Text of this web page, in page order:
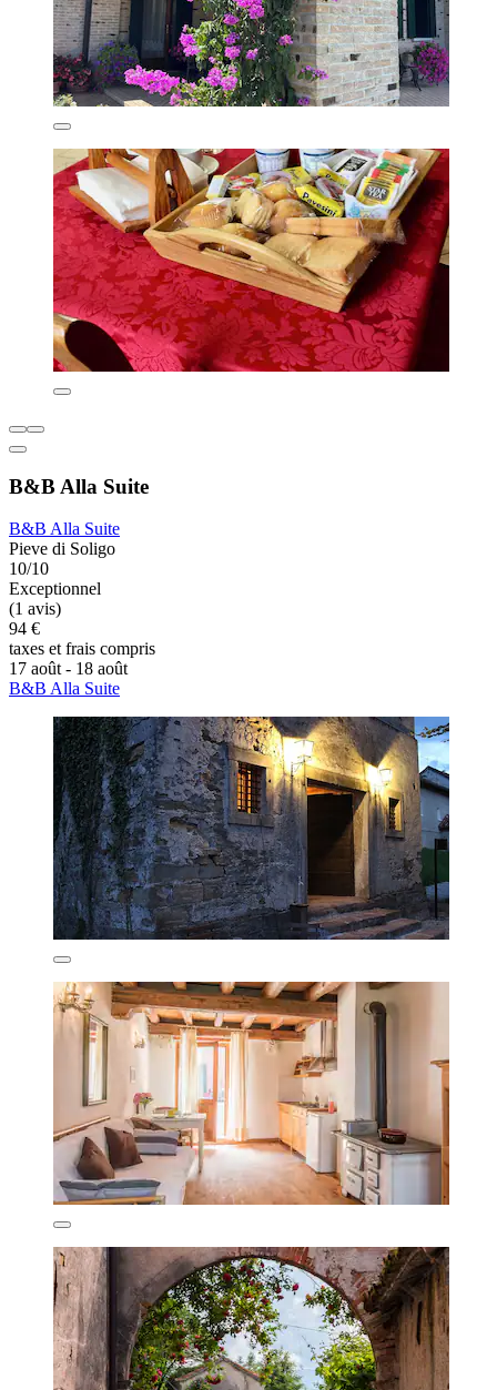
B&B Alla Suite
B&B Alla Suite
Pieve di Soligo
10/10
Exceptionnel
(1 avis)
94 €
taxes et frais compris
17 août - 18 août
B&B Alla Suite